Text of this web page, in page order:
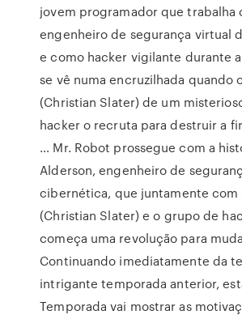
jovem programador que trabalha
engenheiro de segurança virtual
e como hacker vigilante durante
se vê numa encruzilhada quando
(Christian Slater) de um
hacker o recruta para destruir a
… Mr. Robot prossegue com a
Alderson, engenheiro de
cibernética, que juntamente com
(Christian Slater) e o grupo de
começa uma revolução para
Continuando imediatamente da
intrigante temporada anterior,
Temporada vai mostrar as